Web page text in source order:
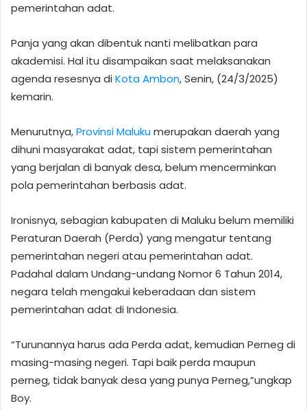
pemerintahan adat.
Panja yang akan dibentuk nanti melibatkan para
akademisi. Hal itu disampaikan saat melaksanakan
agenda resesnya diKota Ambon, Senin, (24/3/2025)
kemarin.
Menurutnya,Provinsi Malukumerupakan daerah yang
dihuni masyarakat adat, tapi sistem pemerintahan
yang berjalan di banyak desa, belum mencerminkan
pola pemerintahan berbasis adat.
Ironisnya, sebagian kabupaten di Maluku belum memiliki
Peraturan Daerah (Perda) yang mengatur tentang
pemerintahan negeri atau pemerintahan adat.
Padahal dalam Undang-undang Nomor 6 Tahun 2014,
negara telah mengakui keberadaan dan sistem
pemerintahan adat di Indonesia.
“Turunannya harus ada Perda adat, kemudian Perneg di
masing-masing negeri. Tapi baik perda maupun
perneg, tidak banyak desa yang punya Perneg,”ungkap
Boy.